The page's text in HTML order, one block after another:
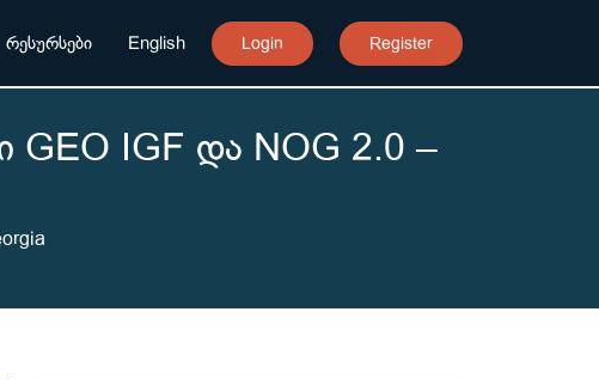
რესურსები English Login Register
IGF და NOG 2.0 –